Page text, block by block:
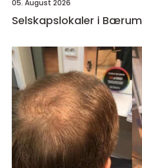
05. August 2026
Selskapslokaler i Bærum